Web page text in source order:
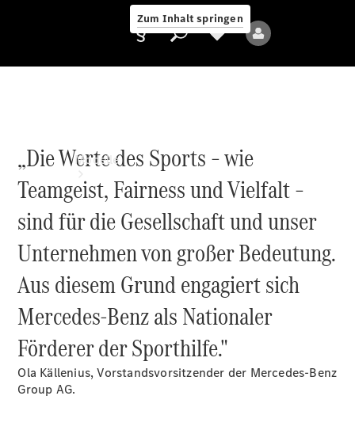
Zum Inhalt springen
Modelle
Alle Modelle
Elektromodelle
Plug-in-Hybrid Modelle
„Die Werte des Sports – wie
Teamgeist, Fairness und Vielfalt –
sind für die Gesellschaft und unser
Unternehmen von großer Bedeutung.
Aus diesem Grund engagiert sich
Mercedes-Benz als Nationaler
Förderer der Sporthilfe."
Ola Källenius, Vorstandsvorsitzender der Mercedes-Benz
Group AG.